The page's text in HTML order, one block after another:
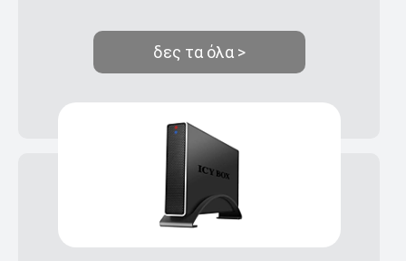
δες τα όλα >